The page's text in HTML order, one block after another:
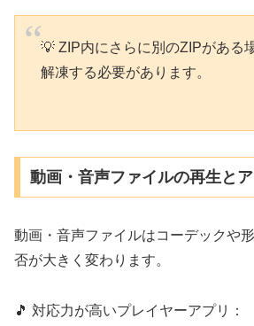
💡 ZIP内にさらに別のZIPがある
解凍する必要があります。
動画・音声ファイルの再生と
動画・音声ファイルはコーデックや
否が大きく変わります。
🎵 対応力が高いプレイヤーアプリ：